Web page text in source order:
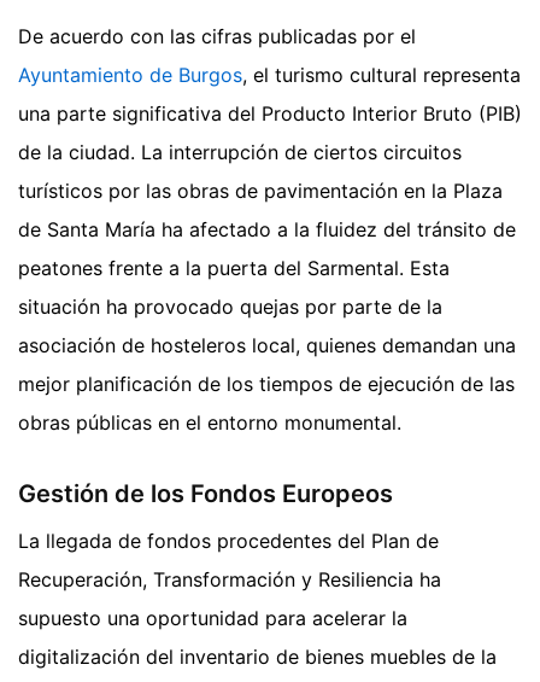
De acuerdo con las cifras publicadas por el
Ayuntamiento de Burgos, el turismo cultural representa
una parte significativa del Producto Interior Bruto (PIB)
de la ciudad. La interrupción de ciertos circuitos
turísticos por las obras de pavimentación en la Plaza
de Santa María ha afectado a la fluidez del tránsito de
peatones frente a la puerta del Sarmental. Esta
situación ha provocado quejas por parte de la
asociación de hosteleros local, quienes demandan una
mejor planificación de los tiempos de ejecución de las
obras públicas en el entorno monumental.
Gestión de los Fondos Europeos
La llegada de fondos procedentes del Plan de
Recuperación, Transformación y Resiliencia ha
supuesto una oportunidad para acelerar la
digitalización del inventario de bienes muebles de la